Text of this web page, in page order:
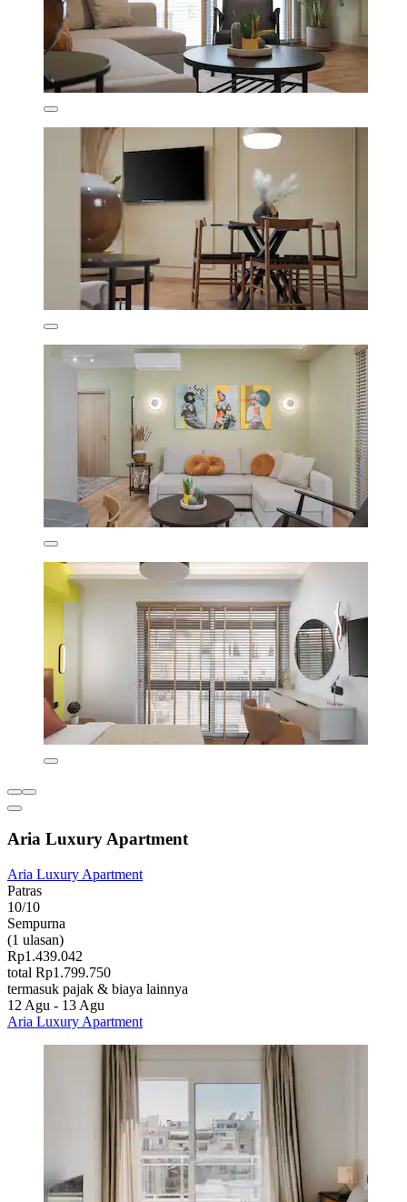
Aria Luxury Apartment
Aria Luxury Apartment
Patras
10/10
Sempurna
(1 ulasan)
Rp1.439.042
total Rp1.799.750
termasuk pajak & biaya lainnya
12 Agu - 13 Agu
Aria Luxury Apartment